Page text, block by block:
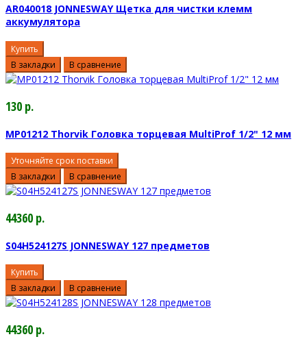
AR040018 JONNESWAY Щетка для чистки клемм
аккумулятора
Купить
В закладки
В сравнение
130 р.
MP01212 Thorvik Головка торцевая MultiProf 1/2" 12 мм
Уточняйте срок поставки
В закладки
В сравнение
44360 р.
S04H524127S JONNESWAY 127 предметов
Купить
В закладки
В сравнение
44360 р.